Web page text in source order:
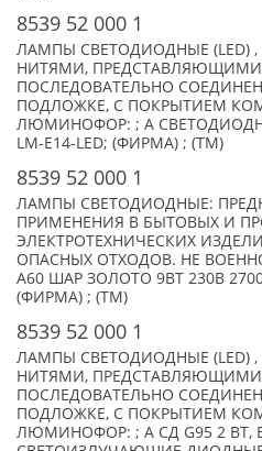
8539 52 000 1
ЛАМПЫ СВЕТОДИОДНЫЕ
НИТЯМИ, ПРЕДСТАВЛЯЮЩИМИ
ПОСЛЕДОВАТЕЛЬНО
ПОДЛОЖКЕ, С ПОКРЫТИЕМ
ЛЮМИНОФОР: ; А
LM-E14-LED; (ФИРМА) ; (TM)
8539 52 000 1
ЛАМПЫ СВЕТОДИОДНЫЕ:
ПРИМЕНЕНИЯ В БЫТОВЫХ И
ЭЛЕКТРОТЕХНИЧЕСКИХ
ОПАСНЫХ ОТХОДОВ. НЕ
A60 ШАР ЗОЛОТО 9ВТ 230В
(ФИРМА) ; (TM)
8539 52 000 1
ЛАМПЫ СВЕТОДИОДНЫЕ
НИТЯМИ, ПРЕДСТАВЛЯЮЩИМИ
ПОСЛЕДОВАТЕЛЬНО
ПОДЛОЖКЕ, С ПОКРЫТИЕМ
ЛЮМИНОФОР: ; А СД G95 2 ВТ,